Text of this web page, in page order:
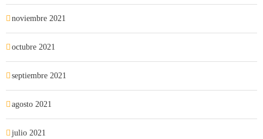
noviembre 2021
octubre 2021
septiembre 2021
agosto 2021
julio 2021